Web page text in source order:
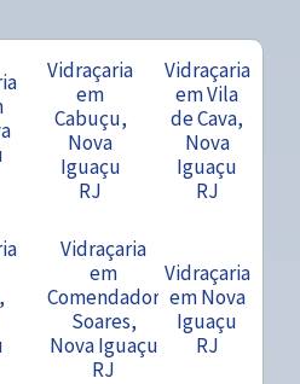
Vidraçaria
em
Cabuçu,
Nova
Iguaçu
RJ
Vidraçaria
em Vila
de Cava,
Nova
Iguaçu
RJ
Vidraçaria
em
Comendador
Soares,
Nova Iguaçu
RJ
Vidraçaria
em Nova
Iguaçu
RJ